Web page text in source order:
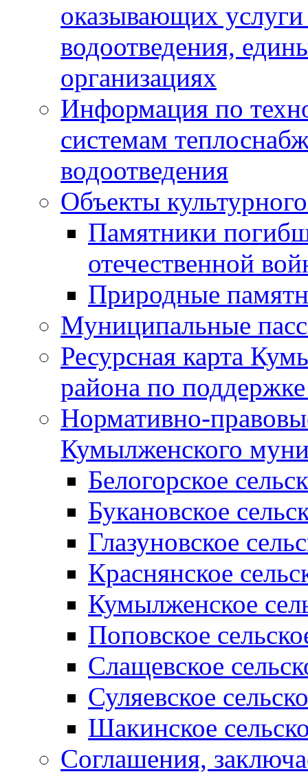
оказывающих
водоотведения,
организациях
Информация по
системам
водоотведения
Объекты
Памятники
отечественной
Природные
Муниципальные
Ресурсная карта
района по
Нормативно-
Кумылженского
Белогорское
Букановское
Глазуновское
Краснянское
Кумылженское
Поповское
Слащевское
Суляевское
Шакинское
Соглашения,